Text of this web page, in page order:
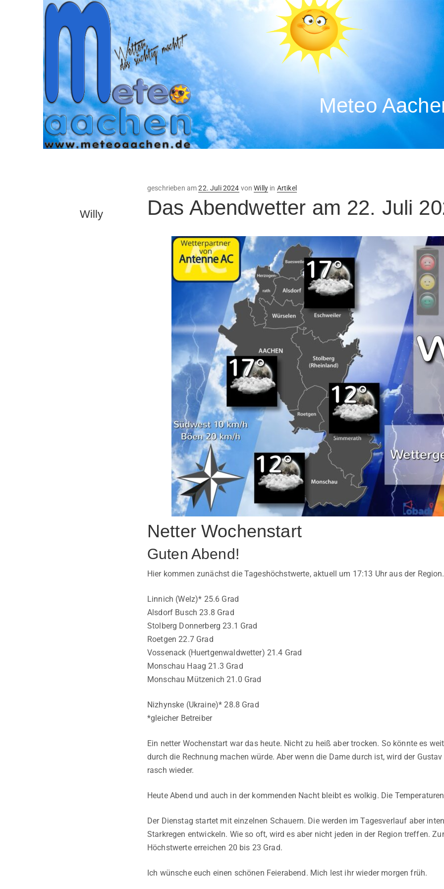
Meteo
Willy
geschrieben amVeröffentlicht
am
22. Juli 2024 vonWilly in Artikel
Das Abendwetter am 22. Juli
Netter Wochenstart
Guten Abend!
Hier kommen zunächst die Tageshöchstwerte, aktuell um 17:13 Uhr aus der Region.
Linnich (Welz)* 25.6 Grad
Alsdorf Busch 23.8 Grad
Stolberg Donnerberg 23.1 Grad
Roetgen 22.7 Grad
Vossenack (Huertgenwaldwetter) 21.4 Grad
Monschau Haag 21.3 Grad
Monschau Mützenich 21.0 Grad
Nizhynske (Ukraine)* 28.8 Grad
*gleicher Betreiber
Ein netter Wochenstart war das heute. Nicht zu heiß aber trocken. So könnte es
durch die Rechnung machen würde. Aber wenn die Dame durch ist, wird der
rasch wieder.
Heute Abend und auch in der kommenden Nacht bleibt es wolkig. Die
Der Dienstag startet mit einzelnen Schauern. Die werden im Tagesverlauf aber
Starkregen entwickeln. Wie so oft, wird es aber nicht jeden in der Region treffen.
Höchstwerte erreichen 20 bis 23 Grad.
Ich wünsche euch einen schönen Feierabend. Mich lest ihr wieder morgen früh.